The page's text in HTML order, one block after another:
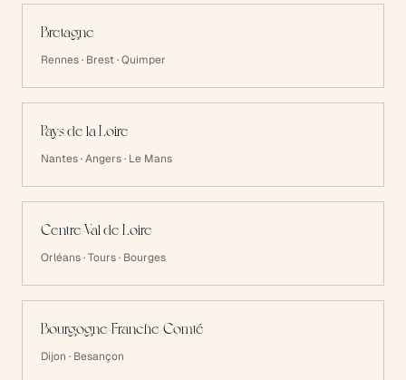
Bretagne
Rennes · Brest · Quimper
Pays de la Loire
Nantes · Angers · Le Mans
Centre-Val de Loire
Orléans · Tours · Bourges
Bourgogne-Franche-Comté
Dijon · Besançon